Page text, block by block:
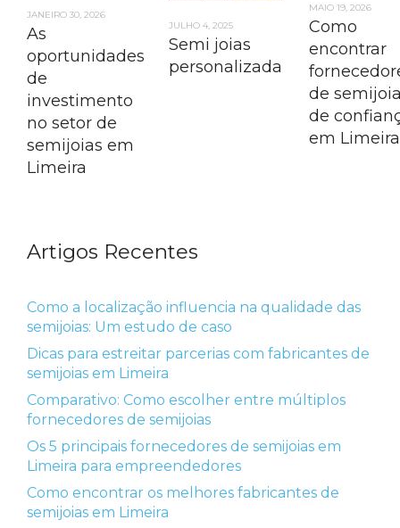
JANEIRO 30, 2026
As
oportunidades
de
investimento
no setor de
semijoias em
Limeira
JULHO 4, 2025
Semi joias
personalizada
MAIO 19, 2026
Como
encontrar
de
de
em Limeira
Artigos Recentes
Como a localização influencia na qualidade das
semijoias: Um estudo de caso
Dicas para estreitar parcerias com fabricantes de
semijoias em Limeira
Comparativo: Como escolher entre múltiplos
fornecedores de semijoias
Os 5 principais fornecedores de semijoias em
Limeira para empreendedores
Como encontrar os melhores fabricantes de
semijoias em Limeira